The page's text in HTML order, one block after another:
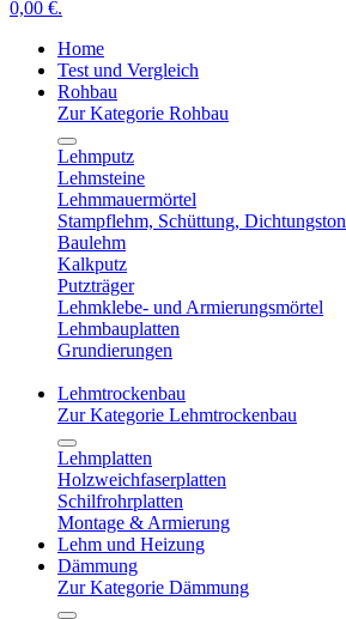
0,00 €.
Home
Test und Vergleich
Rohbau
Zur Kategorie Rohbau
Lehmputz
Lehmsteine
Lehmmauermörtel
Stampflehm, Schüttung, Dichtungston
Baulehm
Kalkputz
Putzträger
Lehmklebe- und Armierungsmörtel
Lehmbauplatten
Grundierungen
Lehmtrockenbau
Zur Kategorie Lehmtrockenbau
Lehmplatten
Holzweichfaserplatten
Schilfrohrplatten
Montage & Armierung
Lehm und Heizung
Dämmung
Zur Kategorie Dämmung